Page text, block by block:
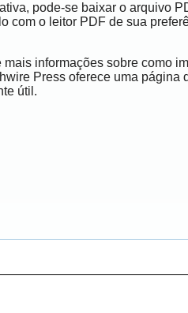
pode-se baixar o arquivo
com o leitor PDF de sua
informações sobre como
Press oferece uma página
útil.